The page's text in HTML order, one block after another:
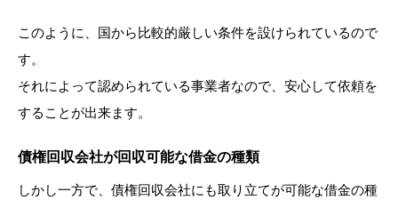
このように、国から比較的厳しい条件を設けられているので
す。
それによって認められている事業者なので、安心して依頼を
することが出来ます。
債権回収会社が回収可能な借金の種類
しかし一方で、債権回収会社にも取り立てが可能な借金の種